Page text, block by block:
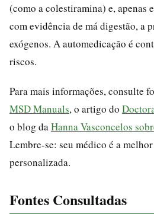
(como a colestiramina) e, apenas
com evidência de má digestão, a
exógenos. A automedicação é
riscos.
Para mais informações, consulte
MSD Manuals, o artigo do
o blog da Hanna Vasconcelos
Lembre-se: seu médico é a
personalizada.
Fontes Consultadas